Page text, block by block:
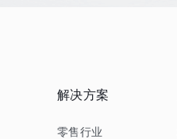
解决方案
零售行业